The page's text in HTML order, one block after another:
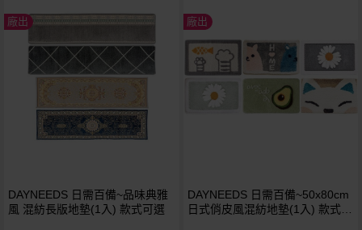
廠出
DAYNEEDS 日需百備~品味典雅
風 混紡長版地墊(1入) 款式可選
廠出
DAYNEEDS 日需百備~50x80cm
日式俏皮風混紡地墊(1入) 款式可